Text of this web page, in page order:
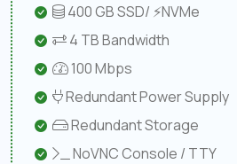
400 GB SSD/ ⚡NVMe
4 TB Bandwidth
100 Mbps
Redundant Power Supply
Redundant Storage
NoVNC Console / TTY